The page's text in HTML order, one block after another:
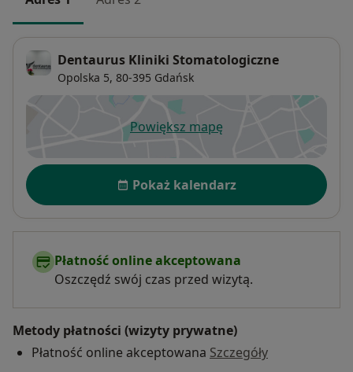
Dentaurus Kliniki Stomatologiczne
Opolska 5, 80-395 Gdańsk
Powiększ mapęotwiera się w nowej karcie
Dostępność
Pokaż kalendarz
Płatność online akceptowana
Oszczędź swój czas przed wizytą.
Metody płatności (wizyty prywatne)
Płatność online akceptowana Szczegóły